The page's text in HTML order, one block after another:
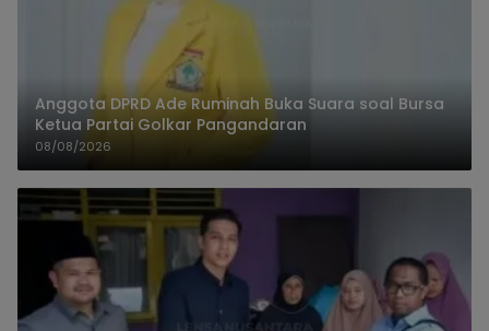
Anggota DPRD Ade Ruminah Buka Suara soal Bursa
Ketua Partai Golkar Pangandaran
08/08/2026